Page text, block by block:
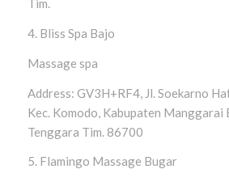
Tim.
4. Bliss Spa Bajo
Massage spa
Address: GV3H+RF4, Jl. Soekarno
Kec. Komodo, Kabupaten Manggarai
Tenggara Tim. 86700
5. Flamingo Massage Bugar